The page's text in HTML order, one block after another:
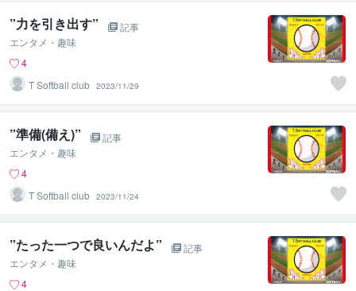
”力を引き出す”
記事
エンタメ・趣味
4
T Softball club 2023/11/29
”準備(備え)”
記事
エンタメ・趣味
4
T Softball club 2023/11/24
”たった一つで良いんだよ”
記事
エンタメ・趣味
4